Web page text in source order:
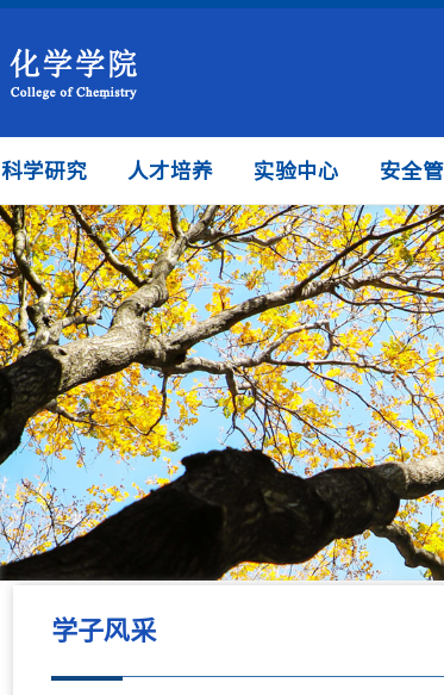
科学研究 人才培养 实验中心 安全
学子风采